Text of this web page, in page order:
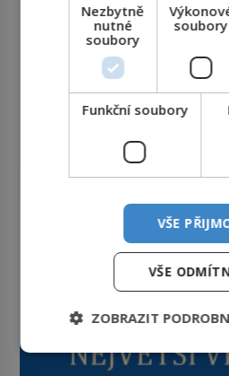
Nezbytně
nutné
soubory
soubory
Funkční soubory
VŠE
VŠE
ZOBRAZIT